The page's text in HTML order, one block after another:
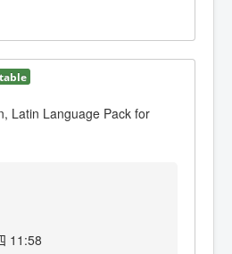
Latin Language Pack for
11:58